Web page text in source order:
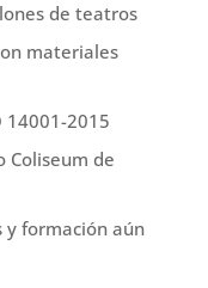
de teatros
materiales
14001-2015
Coliseum de
y formación aún